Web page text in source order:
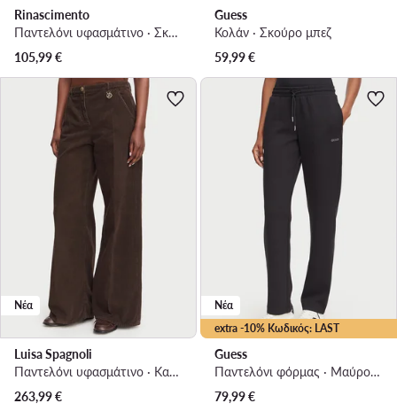
Rinascimento
Παντελόνι υφασμάτινο · Σκούρο μπλε · Regular Fit
105,99€
Guess
Κολάν · Σκούρο μπεζ
59,99€
Νέα
Luisa Spagnoli
Παντελόνι υφασμάτινο · Καφέ · Regular Fit
263,99€
extra -10% Κωδικός: LAST
Νέα
Guess
Παντελόνι φόρμας · Μαύρο · Regular Fit
79,99€